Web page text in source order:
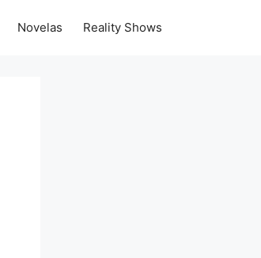
Novelas Reality Shows